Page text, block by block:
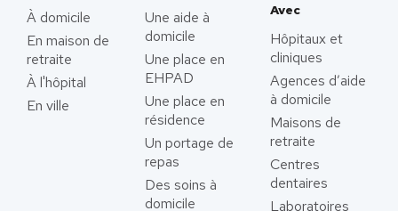
À domicile
En maison de
retraite
À l'hôpital
En ville
Une aide à
domicile
Une place en
EHPAD
Une place en
résidence
Un portage de
repas
Des soins à
domicile
Avec
Hôpitaux et
cliniques
Agences d’aide
à domicile
Maisons de
retraite
Centres
dentaires
Laboratoires